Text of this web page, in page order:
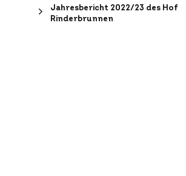
Jahresbericht 2022/23 des Hof
Rinderbrunnen